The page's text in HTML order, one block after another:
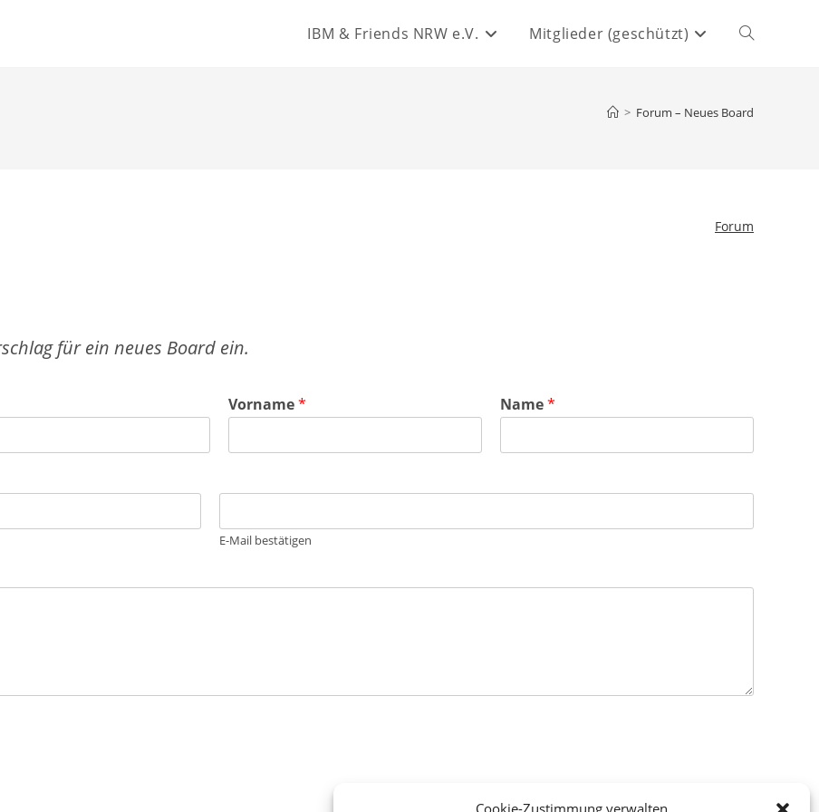
Cookie-Zustimmung verwalten
IBM & Friends NRW e.V. Mitglieder (geschützt) Website-
> Forum – Neues Board
Forum
für ein neues Board ein.
Vorname* Name*
E-Mail bestätigen